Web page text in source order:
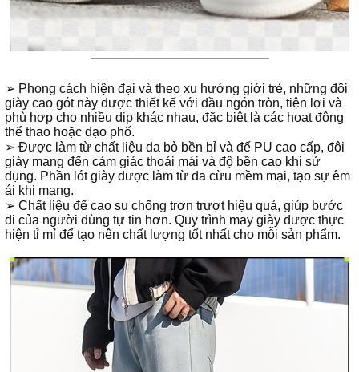
➢ Phong cách hiện đại và theo xu hướng giới trẻ, những đôi
giày cao gót này được thiết kế với đầu ngón tròn, tiện lợi và
phù hợp cho nhiều dịp khác nhau, đặc biệt là các hoạt động
thể thao hoặc dạo phố.
➢ Được làm từ chất liệu da bò bền bỉ và đế PU cao cấp, đôi
giày mang đến cảm giác thoải mái và độ bền cao khi sử
dụng. Phần lót giày được làm từ da cừu mềm mại, tạo sự êm
ái khi mang.
➢ Chất liệu đế cao su chống trơn trượt hiệu quả, giúp bước
đi của người dùng tự tin hơn. Quy trình may giày được thực
hiện tỉ mỉ để tạo nên chất lượng tốt nhất cho mỗi sản phẩm.